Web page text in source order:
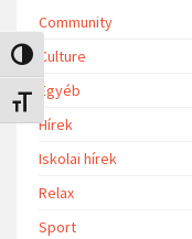
Nagy kontraszt váltása
Betűméret váltása
Community
Culture
Egyéb
Hírek
Iskolai hírek
Relax
Sport